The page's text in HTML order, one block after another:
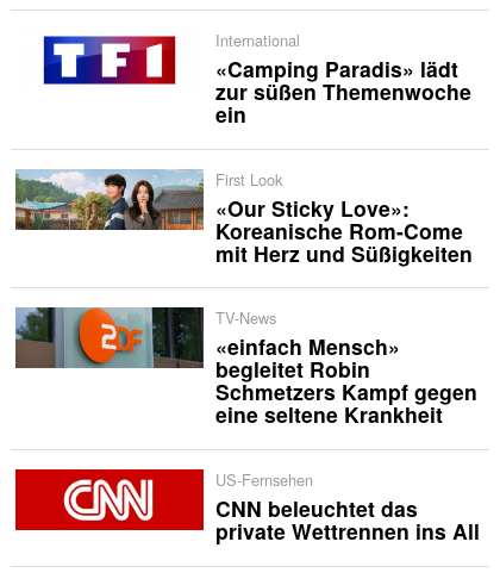
International
«Camping Paradis» lädt
zur süßen Themenwoche
ein
First Look
«Our Sticky Love»:
Koreanische Rom-Come
mit Herz und Süßigkeiten
TV-News
«einfach Mensch»
begleitet Robin
Schmetzers Kampf gegen
eine seltene Krankheit
US-Fernsehen
CNN beleuchtet das
private Wettrennen ins All